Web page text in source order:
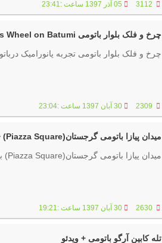
3112 05 آذر 1397 ساعت :23:41
چرخ و فلک بلوار باتومی Ferris Wheel on Batumi
چرخ و فلک بلوار باتومی تجربه پانورامیک درباتومی گرجستان
2309 30 آبان 1397 ساعت :23:04
میدان پیازا باتومی گرجستان(Piazza Square) + ویدیو
میدان پیازا باتومی گرجستان(Piazza Square) با 5700 متر مربع مساحت بزرگترین میدان کشور گرجستان است.
2630 30 آبان 1397 ساعت :19:21
تله کابین آرگو باتومی + ویدئو